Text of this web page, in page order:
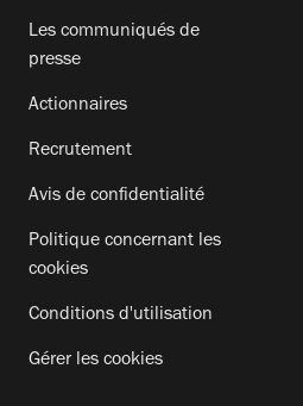
Les communiqués de
presse
Actionnaires
Recrutement
Avis de confidentialité
Politique concernant les
cookies
Conditions d'utilisation
Gérer les cookies